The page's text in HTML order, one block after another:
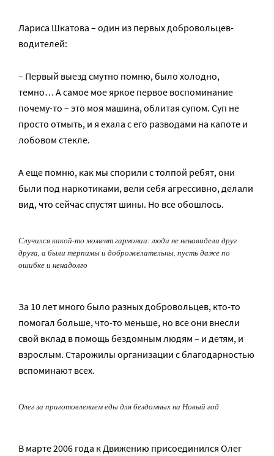
Лариса Шкатова – один из первых добровольцев-
водителей:
– Первый выезд смутно помню, было холодно,
темно… А самое мое яркое первое воспоминание
почему-то – это моя машина, облитая супом. Суп не
просто отмыть, и я ехала с его разводами на капоте и
лобовом стекле.
А еще помню, как мы спорили с толпой ребят, они
были под наркотиками, вели себя агрессивно, делали
вид, что сейчас спустят шины. Но все обошлось.
Случился какой-то момент гармонии: люди не ненавидели друг
друга, а были терпимы и доброжелательны, пусть даже по
ошибке и ненадолго
За 10 лет много было разных добровольцев, кто-то
помогал больше, что-то меньше, но все они внесли
свой вклад в помощь бездомным людям – и детям, и
взрослым. Старожилы организации с благодарностью
вспоминают всех.
Олег за приготовлением еды для бездомных на Новый год
В марте 2006 года к Движению присоединился Олег